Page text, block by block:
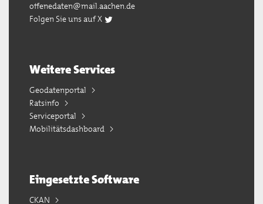
offenedaten@mail.aachen.de
Folgen Sie uns auf X
Weitere Services
Geodatenportal
Ratsinfo
Serviceportal
Mobilitätsdashboard
Eingesetzte Software
CKAN